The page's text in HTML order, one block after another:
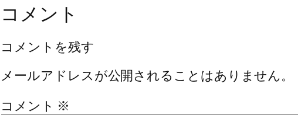
コメント
コメントを残す
メールアドレスが公開されることはありません。
コメント ※